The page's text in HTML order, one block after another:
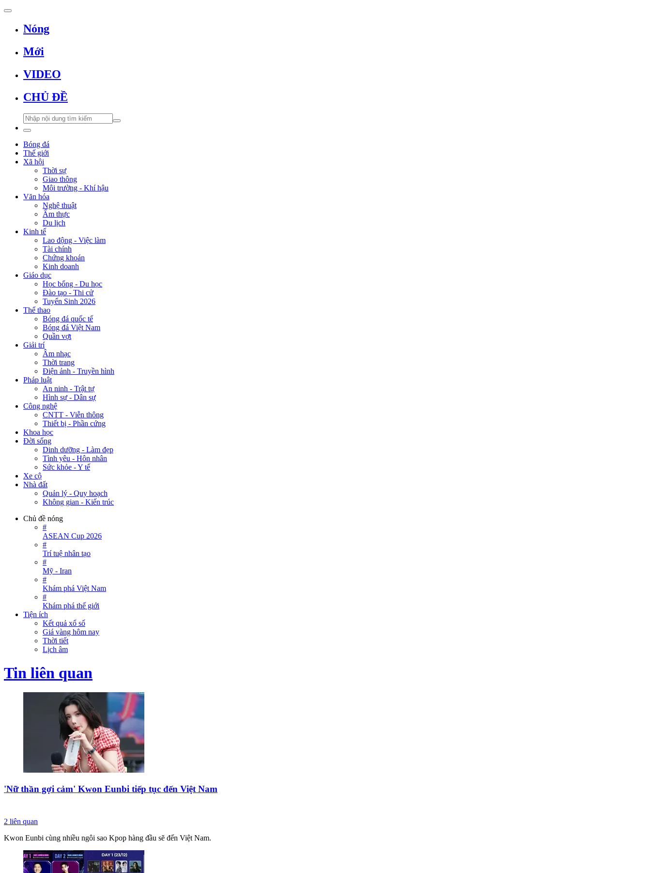
Nóng
Mới
VIDEO
CHỦ ĐỀ
Bóng đá
Thế giới
Xã hội
Thời sự
Giao thông
Môi trường - Khí hậu
Văn hóa
Nghệ thuật
Ẩm thực
Du lịch
Kinh tế
Lao động - Việc làm
Tài chính
Chứng khoán
Kinh doanh
Giáo dục
Học bổng - Du học
Đào tạo - Thi cử
Tuyển Sinh 2026
Thể thao
Bóng đá quốc tế
Bóng đá Việt Nam
Quần vợt
Giải trí
Âm nhạc
Thời trang
Điện ảnh - Truyền hình
Pháp luật
An ninh - Trật tự
Hình sự - Dân sự
Công nghệ
CNTT - Viễn thông
Thiết bị - Phần cứng
Khoa học
Đời sống
Dinh dưỡng - Làm đẹp
Tình yêu - Hôn nhân
Sức khỏe - Y tế
Xe cộ
Nhà đất
Quản lý - Quy hoạch
Không gian - Kiến trúc
Chủ đề nóng
#
ASEAN Cup 2026
#
Trí tuệ nhân tạo
#
Mỹ - Iran
#
Khám phá Việt Nam
#
Khám phá thế giới
Tiện ích
Kết quả xổ số
Giá vàng hôm nay
Thời tiết
Lịch âm
Tin liên quan
'Nữ thần gợi cảm' Kwon Eunbi tiếp tục đến Việt Nam
2 liên quan
Kwon Eunbi cùng nhiều ngôi sao Kpop hàng đầu sẽ đến Việt Nam.